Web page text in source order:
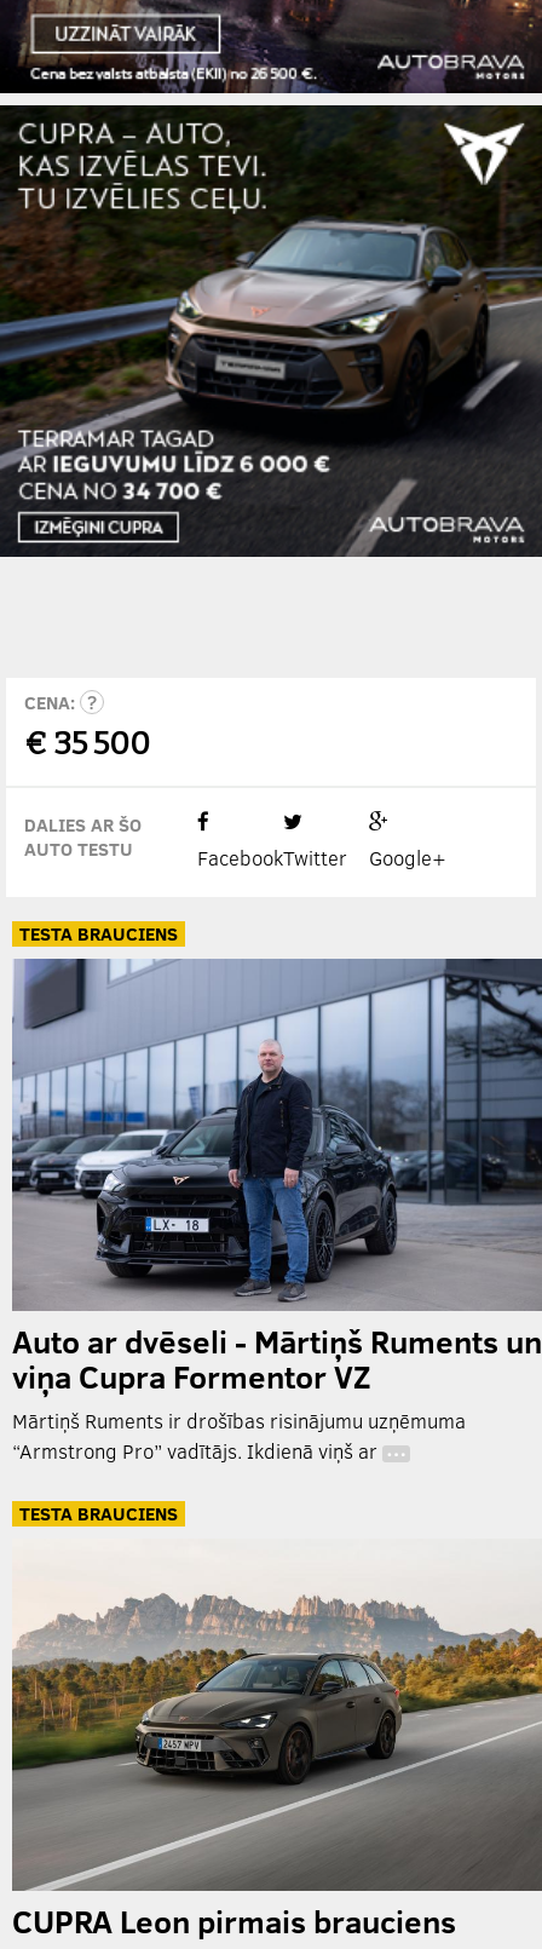
CENA:
€ 35 500
DALIES AR ŠO
AUTO TESTU
FacebookTwitter Google+
TESTA BRAUCIENS
Auto ar dvēseli - Mārtiņš Ruments un
viņa Cupra Formentor VZ
Mārtiņš Ruments ir drošības risinājumu uzņēmuma
“Armstrong Pro” vadītājs. Ikdienā viņš ar …
TESTA BRAUCIENS
CUPRA Leon pirmais brauciens